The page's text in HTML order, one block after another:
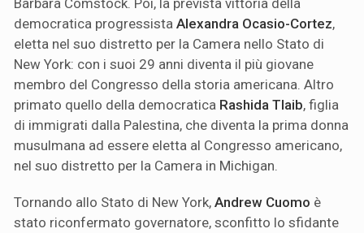
democratica progressista Alexandra Ocasio-Cortez,
eletta nel suo distretto per la Camera nello Stato di
New York: con i suoi 29 anni diventa il più giovane
membro del Congresso della storia americana. Altro
primato quello della democratica Rashida Tlaib, figlia
di immigrati dalla Palestina, che diventa la prima donna
musulmana ad essere eletta al Congresso americano,
nel suo distretto per la Camera in Michigan.
Tornando allo Stato di New York, Andrew Cuomo è
stato riconfermato governatore, sconfitto lo sfidante